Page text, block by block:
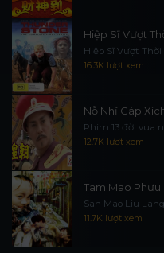
Hiệp Sĩ Vượt
Hiệp Sĩ Vượt Thời
16.3K lượt xem
Nỗ Nhĩ Cáp
Phim 13 đời vua
12.7K lượt xem
Tam Mao Phưu
San Mao Liu
11.7K lượt xem